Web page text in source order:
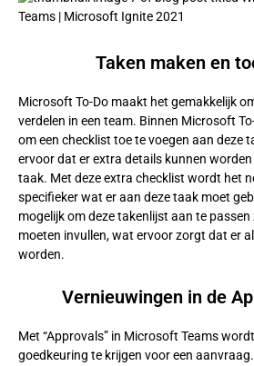
Taken maken en
Microsoft To-Do maakt het gemakkelijk
verdelen in een team. Binnen Microsoft
om een checklist toe te voegen aan deze
ervoor dat er extra details kunnen
taak. Met deze extra checklist wordt het
specifieker wat er aan deze taak moet
mogelijk om deze takenlijst aan te
moeten invullen, wat ervoor zorgt dat er
worden.
Vernieuwingen in de
Met “Approvals” in Microsoft Teams
goedkeuring te krijgen voor een